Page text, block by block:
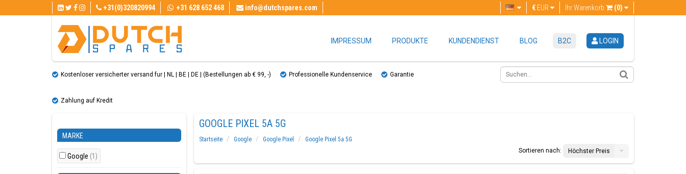
+31(0)320820994 +31 628 652 468 info@dutchspares.com Ihr Warenkorb (0)
€ EUR
IMPRESSUM PRODUKTE KUNDENDIENST BLOG B2C LOGIN
Kostenloser versicherter versand fur | NL | BE | DE | (Bestellungen ab € 99, ​​-) Professionelle Kundenservice Garantie
Zahlung auf Kredit
MARKE
Google (1)
GOOGLE PIXEL 5A 5G
Startseite Google Google Pixel
Google Pixel 5a 5G
Sortieren nach:
Höchster Preis